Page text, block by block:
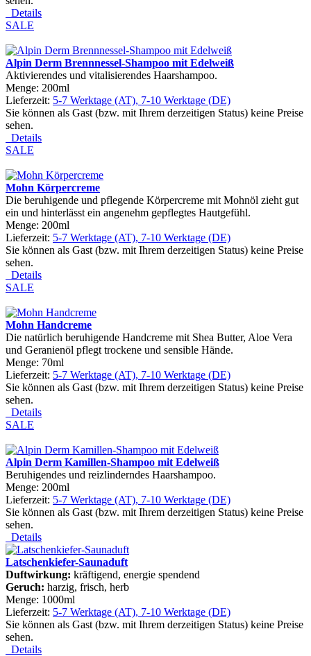
Details
SALE
Alpin Derm Brennnessel-Shampoo mit Edelweiß
Aktivierendes und vitalisierendes Haarshampoo.
Menge: 200ml
Lieferzeit: 5-7 Werktage (AT), 7-10 Werktage (DE)
Sie können als Gast (bzw. mit Ihrem derzeitigen Status) keine Preise
sehen.
Details
SALE
Mohn Körpercreme
Die beruhigende und pflegende Körpercreme mit Mohnöl zieht gut
ein und hinterlässt ein angenehm gepflegtes Hautgefühl.
Menge: 200ml
Lieferzeit: 5-7 Werktage (AT), 7-10 Werktage (DE)
Sie können als Gast (bzw. mit Ihrem derzeitigen Status) keine Preise
sehen.
Details
SALE
Mohn Handcreme
Die natürlich beruhigende Handcreme mit Shea Butter, Aloe Vera
und Geranienöl pflegt trockene und sensible Hände.
Menge: 70ml
Lieferzeit: 5-7 Werktage (AT), 7-10 Werktage (DE)
Sie können als Gast (bzw. mit Ihrem derzeitigen Status) keine Preise
sehen.
Details
SALE
Alpin Derm Kamillen-Shampoo mit Edelweiß
Beruhigendes und reizlinderndes Haarshampoo.
Menge: 200ml
Lieferzeit: 5-7 Werktage (AT), 7-10 Werktage (DE)
Sie können als Gast (bzw. mit Ihrem derzeitigen Status) keine Preise
sehen.
Details
Latschenkiefer-Saunaduft
Duftwirkung: kräftigend, energie spendend
Geruch: harzig, frisch, herb
Menge: 1000ml
Lieferzeit: 5-7 Werktage (AT), 7-10 Werktage (DE)
Sie können als Gast (bzw. mit Ihrem derzeitigen Status) keine Preise
sehen.
Details